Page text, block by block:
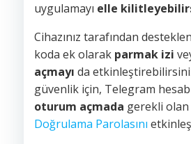
uygulamayı elle
Cihazınız tarafından
koda ek olarak parmak izi
açmayı da
güvenlik için, Telegram
oturum açmada gerekli olan
Doğrulama Parolasını